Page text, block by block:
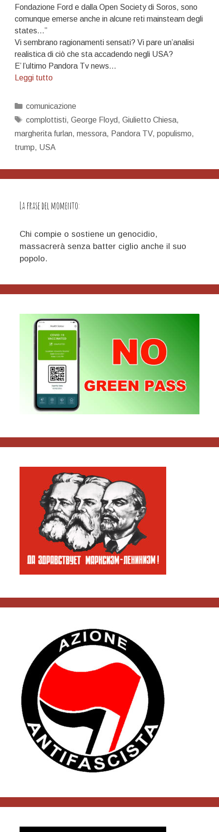
Fondazione Ford e dalla Open Society di Soros, sono
comunque emerse anche in alcune reti mainsteam degli
states…”
Vi sembrano ragionamenti sensati? Vi pare un’analisi
realistica di ciò che sta accadendo negli USA?
E’ l’ultimo Pandora Tv news…
Leggi tuttoLe
di
Margherita
per
Categorie
comunicazione
Tag
complottisti, George Floyd, Giulietto Chiesa,
margherita furlan, messora, Pandora TV, populismo,
trump, USA
La frase del momento:
Chi compie o sostiene un genocidio,
massacrerà senza batter ciglio anche il suo
popolo.